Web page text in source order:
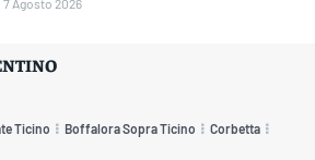
7 Agosto 2026
Ticino Boffalora Sopra Ticino Corbetta